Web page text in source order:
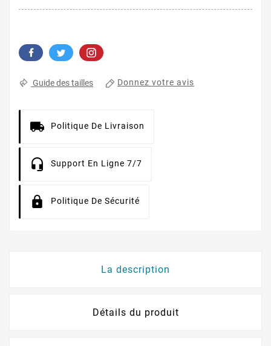
Guide des tailles Donnez votre avis
Politique De Livraison
Support En Ligne 7/7
Politique De Sécurité
La description
Détails du produit